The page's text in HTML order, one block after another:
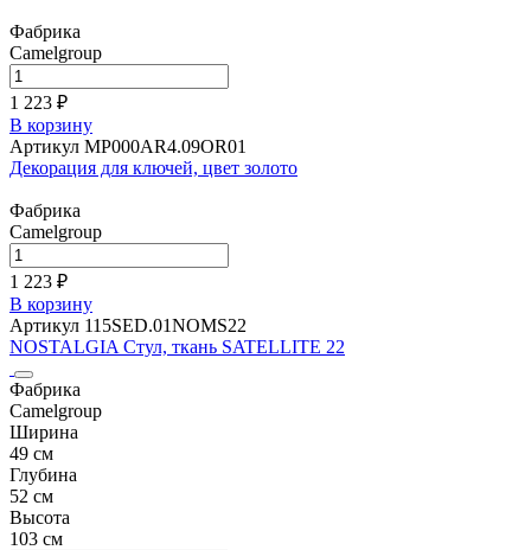
Фабрика
Camelgroup
1 223 ₽
В корзину
Артикул MP000AR4.09OR01
Декорация для ключей, цвет золото
Фабрика
Camelgroup
1 223 ₽
В корзину
Артикул 115SED.01NOMS22
NOSTALGIA Стул, ткань SATELLITE 22
Фабрика
Camelgroup
Ширина
49 см
Глубина
52 см
Высота
103 см